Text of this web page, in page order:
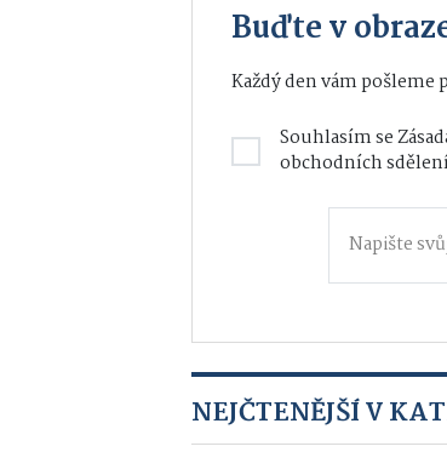
Buďte v
Každý den vám
Souhlasím se
obchodních
NEJČTENĚJŠÍ V